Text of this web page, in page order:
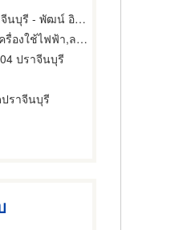
จำหน่ายอุปกรณ์ไฟฟ้า 304 ปราจีนบุรี - พัฒน์ อิเล็คทริค เอ็นเตอร์ไพรส์
ลวดสายไฟ,วิศวกรไฟฟ้า
ปราจีนบุรี
ราจีนบุรี